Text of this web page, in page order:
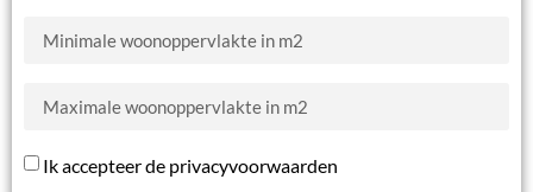
Ik accepteer de privacyvoorwaarden